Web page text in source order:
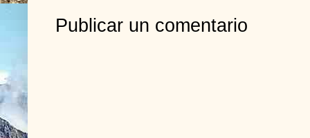
Publicar un comentario